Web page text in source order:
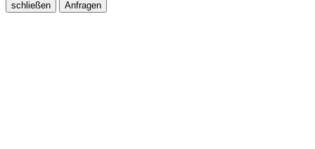
schließen Anfragen